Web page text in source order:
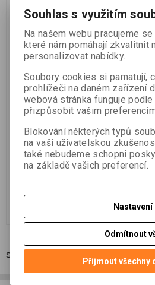
Laser sklonový ve 2
osách GL622N, dálk.
ovl.RC602, laserometr
HL760, přísluš.
Katalogové číslo:GL622N
Strana
Souhlas s využitím
Na našem webu pracujeme
které nám pomáhají zkvalitnit
personalizovat nabídky.
Soubory cookies si pamatují,
prohlížeči na daném zařízení
webová stránka funguje
přizpůsobit vašim
Blokování některých typů
na vaši uživatelskou
také nebudeme schopni
na základě vašich preferencí.
Nastavení
Odmítnout
Přijmout všechny